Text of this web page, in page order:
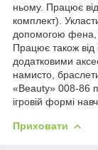
ньому. Працює
комплект).
допомогою фена,
Працює також від
додатковими
намисто,
«Beauty» 008-86
ігровій формі
Приховати